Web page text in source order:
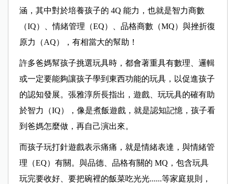
涵，其中對於培養孩子的 4Q 能力，也就是智力商數
（IQ）、情緒管理（EQ）、品格商數（MQ）與挫折復
原力（AQ），有相當大的幫助！
許多爸媽幫孩子挑選玩具時，都會著重具有數理、邏輯
或一定要能夠讓孩子學到東西功能的玩具，以促進孩子
的認知發展。張雅淳所長指出，遊戲、玩玩具的確有助
於智力（IQ），像是煮飯遊戲，就是認知記憶，孩子看
到爸媽怎麼做，再自己演出來。
而孩子玩打針遊戲表示痛痛，就是情緒表達，與情緒管
理（EQ）有關。與品德、品格有關的 MQ，包含玩具
玩完要收好、要把碗裡的飯菜吃光光......等家庭規則，